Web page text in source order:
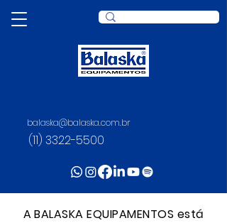
balaska@balaska.com.br
(11) 3322-5500
A BALASKA EQUIPAMENTOS está